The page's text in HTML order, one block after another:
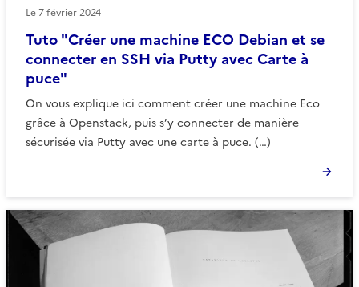
Tuto "Créer une machine ECO Debian et se
connecter en SSH via Putty avec Carte à
puce"
On vous explique ici comment créer une machine Eco
grâce à Openstack, puis s’y connecter de manière
sécurisée via Putty avec une carte à puce. (…)
Le7 février 2024